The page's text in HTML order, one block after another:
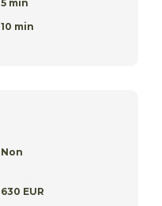
5 min
10 min
Non
630 EUR